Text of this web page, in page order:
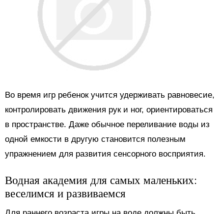
Во время игр ребенок учится удерживать равновесие,
контролировать движения рук и ног, ориентироваться
в пространстве. Даже обычное переливание воды из
одной емкости в другую становится полезным
упражнением для развития сенсорного восприятия.
Водная академия для самых маленьких:
веселимся и развиваемся